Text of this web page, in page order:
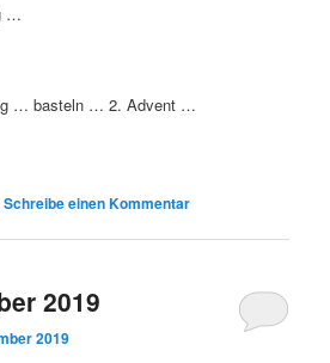
…
… basteln … 2. Advent …
Schreibe einen Kommentar
2019
2019